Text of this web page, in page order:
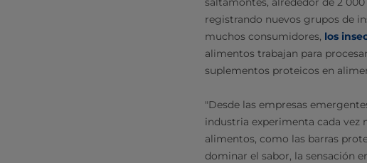
registrando nuevos grupos de
muchos consumidores, los
alimentos trabajan para
suplementos proteicos en
"Desde las empresas
industria experimenta cada vez
alimentos, como las barras
dominar el sabor, la sensación